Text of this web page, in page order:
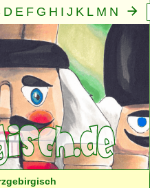
D E F G H I J K L M N
·Gemeinschaft